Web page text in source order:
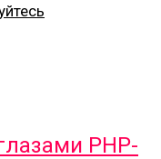
PHP-